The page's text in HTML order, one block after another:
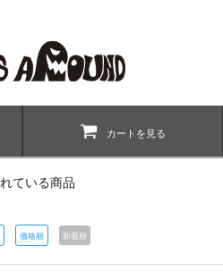
カートを見る
ている商品
価格順 新着順